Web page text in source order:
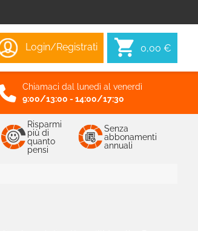
Login/Registrati 0,00 €
Chiamaci dal lunedì al venerdì
9:00/13:00 - 14:00/17:30
Risparmi
più di
quanto
pensi
Senza
abbonamenti
annuali